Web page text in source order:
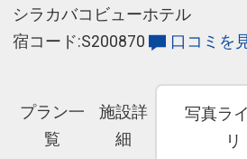
シラカバコビューホテル
宿コード:S200870
口コミを
プラン一
覧
施設詳
細
写真ラ
リ